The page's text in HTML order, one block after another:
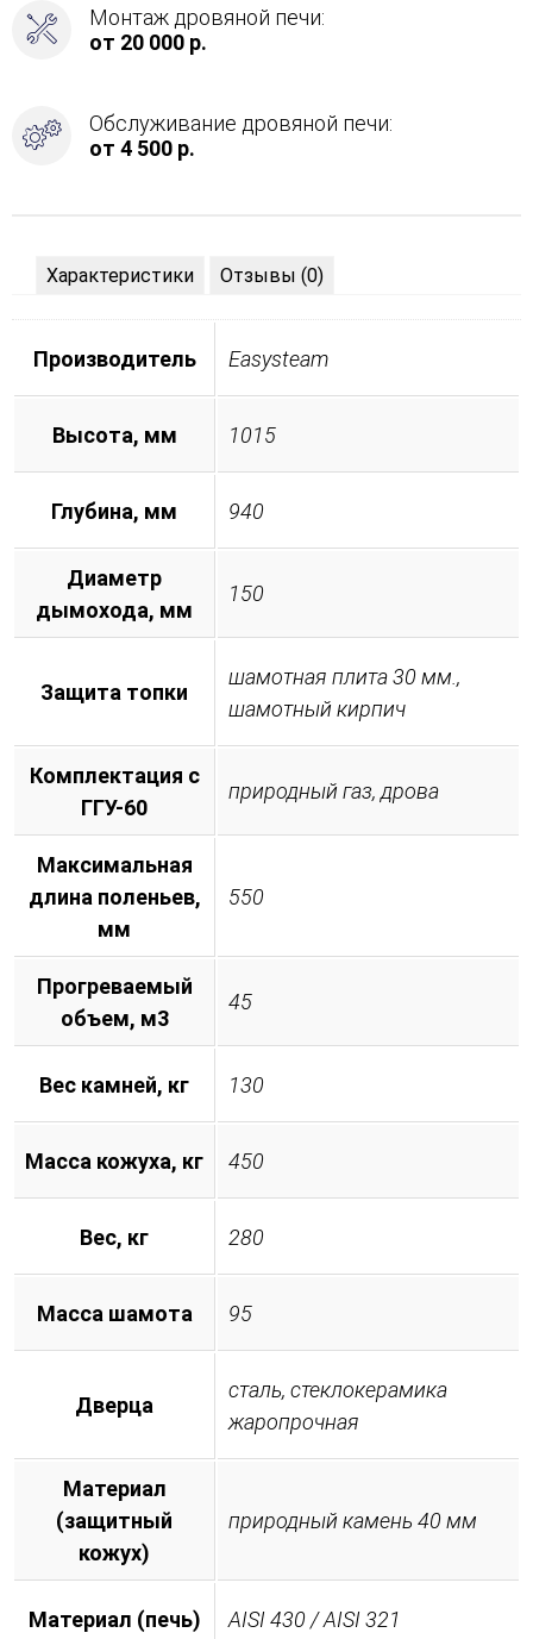
Монтаж дровяной печи:
от 20 000 р.
Обслуживание дровяной печи:
от 4 500 р.
Характеристики Отзывы (0)
Производитель Easysteam
Высота, мм 1015
Глубина, мм 940
Диаметр
дымохода, мм
150
Защита топки
шамотная плита 30 мм.,
шамотный кирпич
Комплектация с
ГГУ-60
природный газ, дрова
Максимальная
длина поленьев,
мм
550
Прогреваемый
объем, м3
45
Вес камней, кг 130
Масса кожуха, кг 450
Вес, кг 280
Масса шамота 95
Дверца
сталь, стеклокерамика
жаропрочная
Материал
(защитный
кожух)
природный камень 40 мм
Материал (печь) AISI 430 / AISI 321